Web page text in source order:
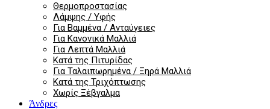
Θερμοπροστασίας
Λάμψης / Υφής
Για Βαμμένα / Ανταύγειες
Για Κανονικά Μαλλιά
Για Λεπτά Μαλλιά
Κατά της Πιτυρίδας
Για Ταλαιπωρημένα / Ξηρά Μαλλιά
Κατά της Τριχόπτωσης
Χωρίς Ξέβγαλμα
Άνδρες